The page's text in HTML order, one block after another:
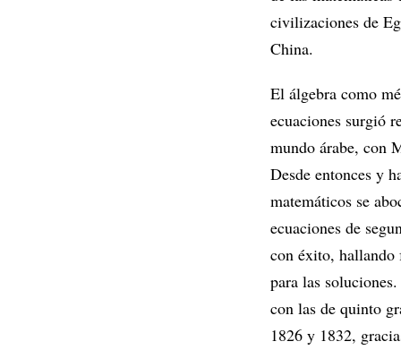
civilizaciones de
China.
El álgebra como
ecuaciones surgió
mundo árabe, con
Desde entonces y
matemáticos se
ecuaciones de
con éxito, hallando
para las
con las de quinto
1826 y 1832,